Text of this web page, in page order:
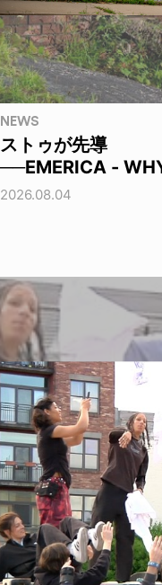
NEWS
ストゥが先導
──EMERICA -
2026.08.04